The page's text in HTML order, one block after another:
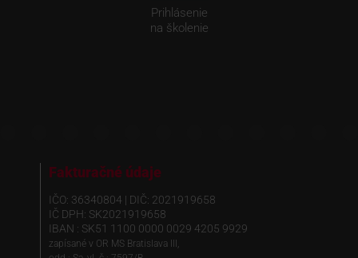
Prihlásenie
na školenie
Fakturačné údaje
IČO: 36340804 | DIČ: 2021919658
IČ DPH: SK2021919658
IBAN : SK51 1100 0000 0029 4205 9929
zapísané v OR MS Bratislava III,